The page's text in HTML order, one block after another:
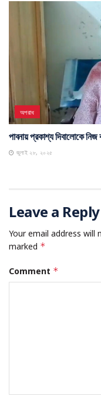
অপরাধ
পাবনায় প্রকাশ্য দিবালোকে
জুলাই ২৮, ২০২৫
Leave a Reply
Your email address will
marked *
Comment *